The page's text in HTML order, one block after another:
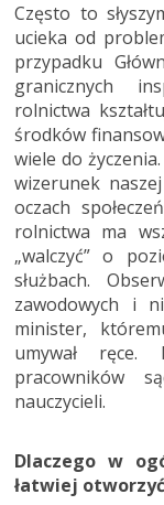
Często to
ucieka od
przypadku
granicznych
rolnictwa
środków
wiele do
wizerunek
oczach
rolnictwa ma
„walczyć” o
służbach.
zawodowych i
minister,
umywał
pracowników
nauczycieli.
Dlaczego w
łatwiej